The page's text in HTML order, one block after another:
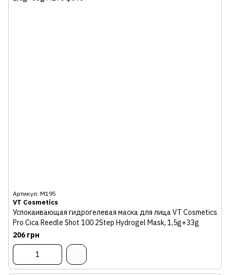
Артикул: М195
VT Cosmetics
Успокаивающая гидрогелевая маска для лица VT Cosmetics
Pro Cica Reedle Shot 100 2Step Hydrogel Mask, 1,5g+33g
206 грн